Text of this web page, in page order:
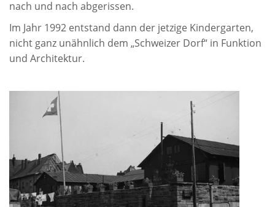
nach und nach abgerissen.
Im Jahr 1992 entstand dann der jetzige Kindergarten,
nicht ganz unähnlich dem „Schweizer Dorf“ in Funktion
und Architektur.